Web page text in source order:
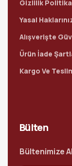
Gizlilik
Yasal
Alışverişte
Ürün İade
Kargo Ve
Bülten
Bültenimize